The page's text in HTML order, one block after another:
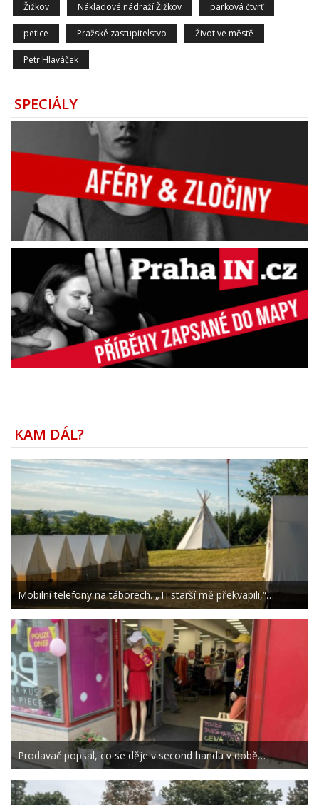
Žižkov Nákladové nádraží Žižkov parková čtvrť
petice Pražské zastupitelstvo Život ve městě
Petr Hlaváček
SPECIÁLY
KAM DÁL?
Mobilní telefony na táborech. „Ti starší mě překvapili,“…
Prodavač popsal, co se děje v second handu v době…